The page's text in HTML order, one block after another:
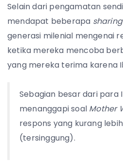
Selain dari pengamatan
mendapat beberapa sharing
generasi milenial mengenai
ketika mereka mencoba
yang mereka terima karena
Sebagian besar dari para
menanggapi soal Mother
respons yang kurang
(tersinggung).